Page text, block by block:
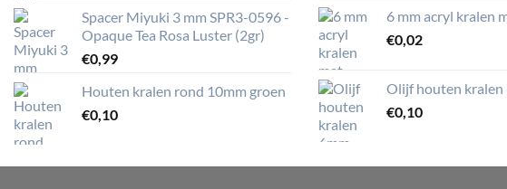
Spacer Miyuki 3 mm SPR3-0596 -
Opaque Tea Rosa Luster (2gr)
€0,99
Houten kralen rond 10mm groen
€0,10
6 mm acryl kralen
€0,02
Olijf houten kralen
€0,10